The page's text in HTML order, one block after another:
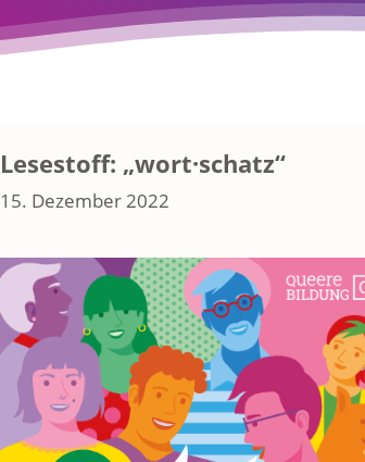
Lesestoff: „wort·schatz“
15. Dezember 2022